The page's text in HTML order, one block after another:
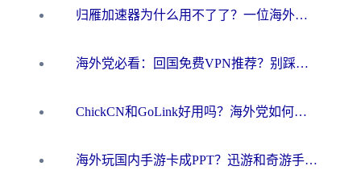
归雁加速器为什么用不了了？一位海外游子的真实困惑与技术解答
海外党必看：回国免费VPN推荐？别踩坑！教你选对加速器无缝刷国内资源
ChickCN和GoLink好用吗？海外党如何选对回国加速器
海外玩国内手游卡成PPT？迅游和奇游手游哪个好？一篇讲透回国加速器怎么选